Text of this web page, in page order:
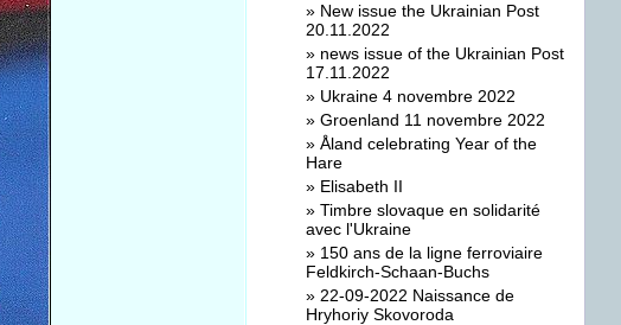
» New issue the Ukrainian Post
20.11.2022
» news issue of the Ukrainian Post
17.11.2022
» Ukraine 4 novembre 2022
» Groenland 11 novembre 2022
» Åland celebrating Year of the
Hare
» Elisabeth II
» Timbre slovaque en solidarité
avec l'Ukraine
» 150 ans de la ligne ferroviaire
Feldkirch-Schaan-Buchs
» 22-09-2022 Naissance de
Hryhoriy Skovoroda